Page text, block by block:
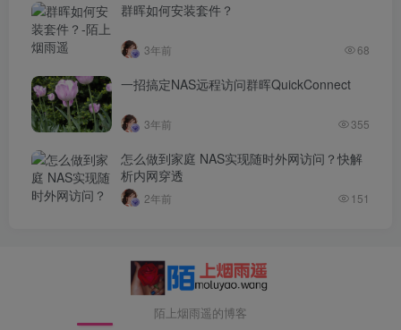
群晖如何安装套件？
3年前 68
一招搞定NAS远程访问群晖QuickConnect
3年前 355
怎么做到家庭 NAS实现随时外网访问？快解
析内网穿透
2年前 151
陌上烟雨遥的博客